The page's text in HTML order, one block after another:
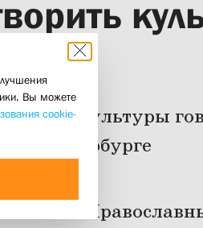
культуры
Петербурге
Вы можете
cookie-